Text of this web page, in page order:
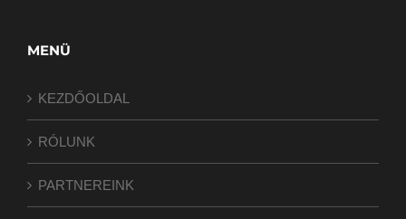
MENÜ
KEZDŐOLDAL
RÓLUNK
PARTNEREINK